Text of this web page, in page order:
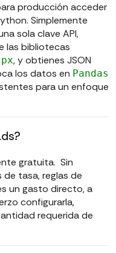
producción acceder
Simplemente
sola clave API,
las bibliotecas
, y obtienes JSON
los datos en Pandas
para un enfoque
gratuita. Sin
tasa, reglas de
un gasto directo, a
configurarla,
requerida de